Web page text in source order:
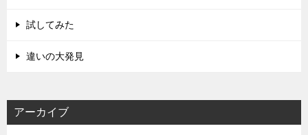
試してみた
違いの大発見
アーカイブ